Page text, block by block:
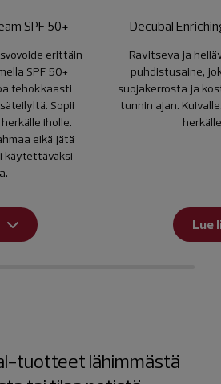
SPF 50+
erittäin
SPF 50+
tehokkaasti
Sopii
iholle.
eikä jätä
käytettäväksi
Decubal
Ravitseva ja
puhdistusaine,
suojakerrosta ja
tunnin ajan.
Lue
tuotteet lähimmästä